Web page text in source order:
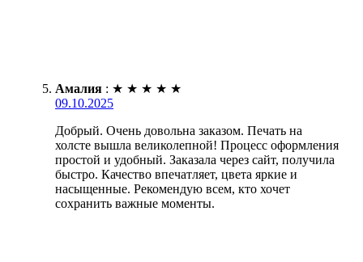
Амалия : ★ ★ ★ ★ ★
09.10.2025
Добрый. Очень довольна заказом. Печать на
холсте вышла великолепной! Процесс оформления
простой и удобный. Заказала через сайт, получила
быстро. Качество впечатляет, цвета яркие и
насыщенные. Рекомендую всем, кто хочет
сохранить важные моменты.